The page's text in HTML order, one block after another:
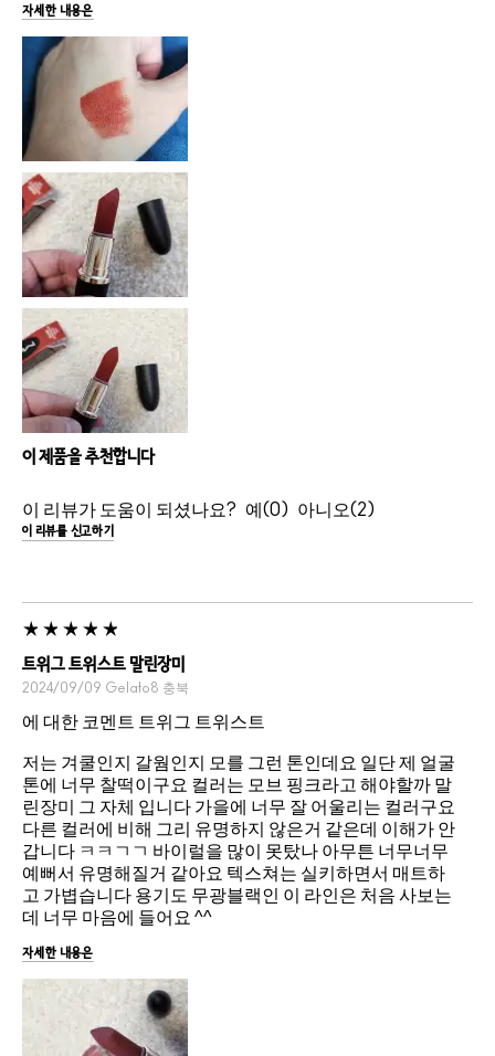
자세한 내용은
이 제품을 추천합니다
이 리뷰가 도움이 되셨나요? 0 2
이 리뷰를 신고하기
트위그 트위스트 말린장미
2024/09/09 Gelato8 충북
에 대한 코멘트 트위그 트위스트
저는 겨쿨인지 갈웜인지 모를 그런 톤인데요 일단 제 얼굴
톤에 너무 찰떡이구요 컬러는 모브 핑크라고 해야할까 말
린장미 그 자체 입니다 가을에 너무 잘 어울리는 컬러구요
다른 컬러에 비해 그리 유명하지 않은거 같은데 이해가 안
갑니다 ㅋㅋㄱㄱ 바이럴을 많이 못탔나 아무튼 너무너무
예뻐서 유명해질거 같아요 텍스쳐는 실키하면서 매트하
고 가볍습니다 용기도 무광블랙인 이 라인은 처음 사보는
데 너무 마음에 들어요 ^^
자세한 내용은